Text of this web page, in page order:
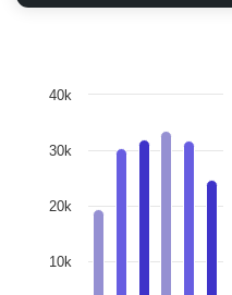
10k
20k
30k
40k